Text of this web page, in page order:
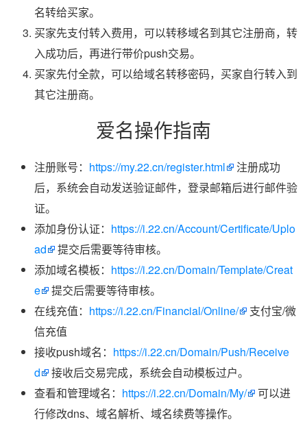
名转给买家。
买家先支付转入费用，可以转移域名到其它注册商，转
入成功后，再进行带价push交易。
买家先付全款，可以给域名转移密码，买家自行转入到
其它注册商。
爱名操作指南
注册账号： https://my.22.cn/register.html
注册成功
后，系统会自动发送验证邮件，登录邮箱后进行邮件验
证。
添加身份认证： https://i.22.cn/Account/Certificate/Uplo
ad
提交后需要等待审核。
添加域名模板： https://i.22.cn/Domain/Template/Creat
e
提交后需要等待审核。
在线充值： https://i.22.cn/Financial/Online/
支付宝/微
信充值
接收push域名： https://i.22.cn/Domain/Push/Receive
d
接收后交易完成，系统会自动模板过户。
查看和管理域名： https://i.22.cn/Domain/My/
可以进
行修改dns、域名解析、域名续费等操作。